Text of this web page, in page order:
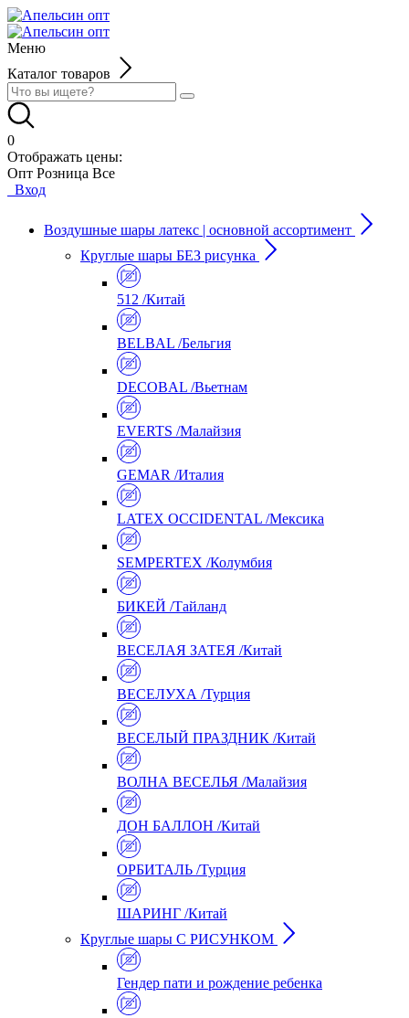
Меню
Каталог товаров
0
Отображать цены:
Опт Розница Все
Вход
Воздушные шары латекс | основной ассортимент
Круглые шары БЕЗ рисунка
512 /Китай
BELBAL /Бельгия
DECOBAL /Вьетнам
EVERTS /Малайзия
GEMAR /Италия
LATEX OCCIDENTAL /Мексика
SEMPERTEX /Колумбия
БИКЕЙ /Тайланд
ВЕСЕЛАЯ ЗАТЕЯ /Китай
ВЕСЕЛУХА /Турция
ВЕСЕЛЫЙ ПРАЗДНИК /Китай
ВОЛНА ВЕСЕЛЬЯ /Малайзия
ДОН БАЛЛОН /Китай
ОРБИТАЛЬ /Турция
ШАРИНГ /Китай
Круглые шары С РИСУНКОМ
Гендер пати и рождение ребенка